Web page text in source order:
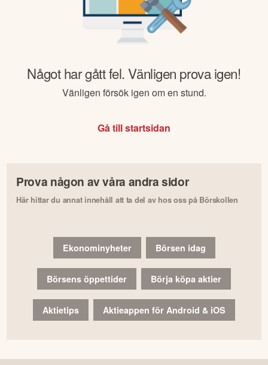
Något har gått fel. Vänligen prova igen!
Vänligen försök igen om en stund.
Gå till startsidan
Prova någon av våra andra sidor
Här hittar du annat innehåll att ta del av hos oss på Börskollen
Ekonominyheter Börsen idag
Börsens öppettider Börja köpa aktier
Aktietips Aktieappen för Android & iOS